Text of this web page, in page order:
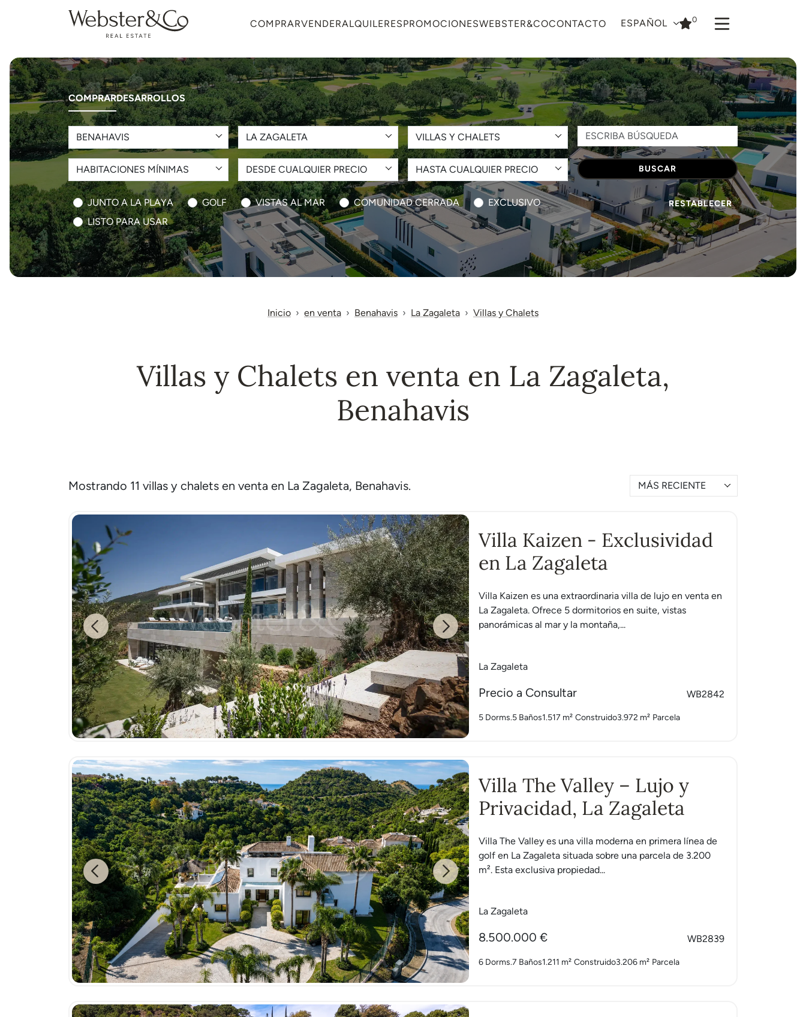
COMPRARVENDERALQUILERESPROMOCIONESWEBSTER&COCONTACTO ESPAÑOL 0
COMPRARDESARROLLOS
BENAHAVIS LA ZAGALETA VILLAS Y CHALETS
HABITACIONES MÍNIMAS DESDE CUALQUIER PRECIO HASTA CUALQUIER PRECIO BUSCAR
JUNTO A LA PLAYA GOLF VISTAS AL MAR COMUNIDAD CERRADA
EXCLUSIVO
LISTO PARA USAR
RESTABLECER
Inicio en venta Benahavis La Zagaleta Villas y Chalets
Villas y Chalets en venta en La Zagaleta,
Benahavis
Mostrando 11 villas y chalets en venta en La Zagaleta, Benahavis. MÁS RECIENTE
Previous Next
Villa Kaizen - Exclusividad
en La Zagaleta
Villa Kaizen es una extraordinaria villa de lujo en venta en
La Zagaleta. Ofrece 5 dormitorios en suite, vistas
panorámicas al mar y la montaña,...
La Zagaleta
Precio a Consultar WB2842
5 Dorms.5 Baños1.517 m² Construido3.972 m² Parcela
Previous Next
Villa The Valley – Lujo y
Privacidad, La Zagaleta
Villa The Valley es una villa moderna en primera línea de
golf en La Zagaleta situada sobre una parcela de 3.200
m². Esta exclusiva propiedad...
La Zagaleta
8.500.000 € WB2839
6 Dorms.7 Baños1.211 m² Construido3.206 m² Parcela